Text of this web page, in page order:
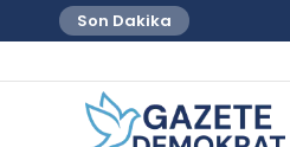
Son Dakika